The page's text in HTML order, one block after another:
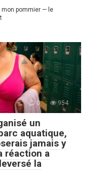
mon pommier — le
0 954
un
aquatique,
jamais y
réaction a
la